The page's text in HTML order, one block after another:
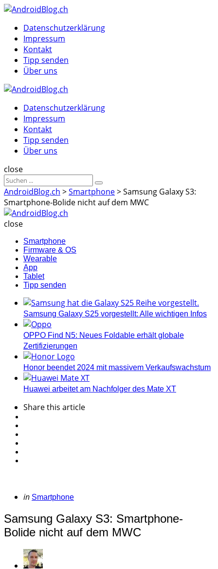
Menu
MenuDatenschutzerklärung
Impressum
Kontakt
Tipp senden
Über uns
Datenschutzerklärung
Impressum
Kontakt
Tipp senden
Über uns
Suche
close
Sucheergebnisse
für
Suche
AndroidBlog.ch >Smartphone>Samsung Galaxy S3:
Smartphone-Bolide nicht auf dem MWC
close
Smartphone
Firmware & OS
Wearable
App
Tablet
Tipp senden
Samsung Galaxy S25 vorgestellt: Alle wichtigen Infos
OPPO Find N5: Neues Foldable erhält globale
Zertifizierungen
Honor beendet 2024 mit massivem Verkaufswachstum
Huawei arbeitet am Nachfolger des Mate XT
Sharethis article
Categories
Posted
in Smartphone
Samsung Galaxy S3: Smartphone-
Bolide nicht auf dem MWC